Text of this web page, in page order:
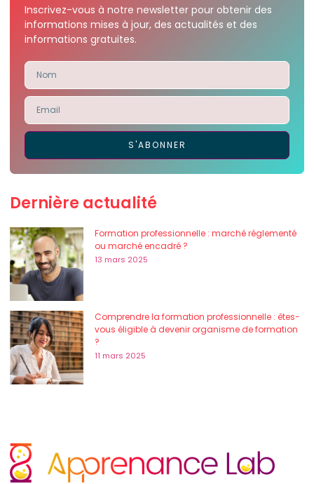
Inscrivez-vous à notre newsletter pour obtenir des
informations mises à jour, des actualités et des
informations gratuites.
S'ABONNER
Dernière actualité
Formation professionnelle : marché réglementé
ou marché encadré ?
13 mars 2025
Comprendre la formation professionnelle : êtes-
vous éligible à devenir organisme de formation
?
11 mars 2025